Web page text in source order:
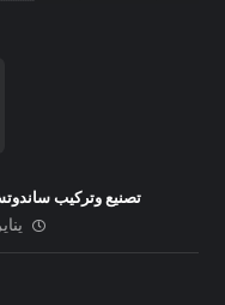
تصنيع وتركيب ساندوتش
يناير